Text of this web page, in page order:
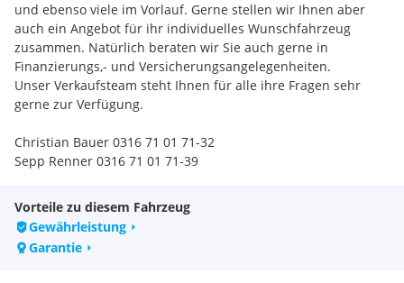
und ebenso viele im Vorlauf. Gerne stellen wir Ihnen aber
auch ein Angebot für ihr individuelles Wunschfahrzeug
zusammen. Natürlich beraten wir Sie auch gerne in
Finanzierungs,- und Versicherungsangelegenheiten.
Unser Verkaufsteam steht Ihnen für alle ihre Fragen sehr
gerne zur Verfügung.
Christian Bauer 0316 71 01 71-32
Sepp Renner 0316 71 01 71-39
Vorteile zu diesem Fahrzeug
Gewährleistung
Garantie